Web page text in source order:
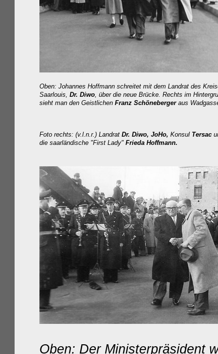
Oben: Johannes Hoffmann schreitet mit dem Landrat des
Saarlouis, Dr. Diwo, über die neue Brücke. Rechts im
sieht man den Geistlichen Franz Schönebergeraus
Foto rechts: (v.l.n.r.) Landrat Dr. Diwo, JoHo, Konsul Tersac
die saarländische "First Lady" Frieda Hoffmann.
Oben: Der Ministerpräsident